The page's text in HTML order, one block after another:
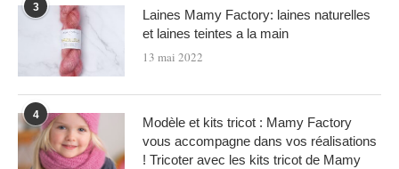
3
Laines Mamy Factory: laines naturelles
et laines teintes a la main
13 mai 2022
4
Modèle et kits tricot : Mamy Factory
vous accompagne dans vos réalisations
! Tricoter avec les kits tricot de Mamy